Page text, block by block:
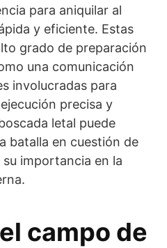
para aniquilar al
y eficiente. Estas
grado de preparación
una comunicación
involucradas para
precisa y
letal puede
batalla en cuestión de
importancia en la
campo de